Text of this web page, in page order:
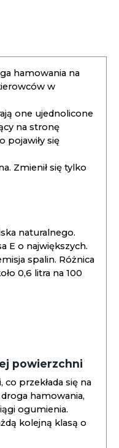
hamowania na
w
one ujednolicone
na stronę
pojawiły się
Zmienił się tylko
naturalnego.
E o największych.
spalin. Różnica
0,6 litra na 100
powierzchni
przekłada się na
hamowania,
ogumienia.
kolejną klasą o